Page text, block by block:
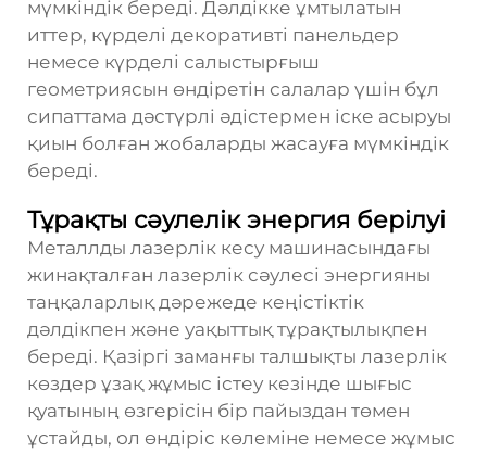
мүмкіндік береді. Дәлдікке ұмтылатын
иттер, күрделі декоративті панельдер
немесе күрделі салыстырғыш
геометриясын өндіретін салалар үшін бұл
сипаттама дәстүрлі әдістермен іске асыруы
қиын болған жобаларды жасауға мүмкіндік
береді.
Тұрақты сәулелік энергия берілуі
Металлды лазерлік кесу машинасындағы
жинақталған лазерлік сәулесі энергияны
таңқаларлық дәрежеде кеңістіктік
дәлдікпен және уақыттық тұрақтылықпен
береді. Қазіргі заманғы талшықты лазерлік
көздер ұзақ жұмыс істеу кезінде шығыс
қуатының өзгерісін бір пайыздан төмен
ұстайды, ол өндіріс көлеміне немесе жұмыс